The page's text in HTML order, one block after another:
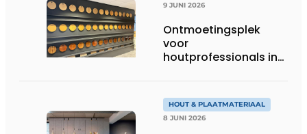
9 JUNI 2026
Ontmoetingsplek
voor
houtprofessionals in
HOUT & PLAATMATERIAAL
8 JUNI 2026